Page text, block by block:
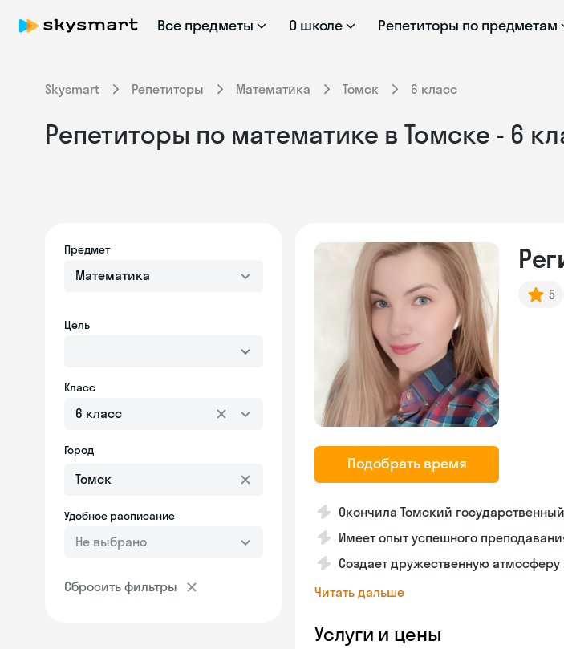
Все предметы О школе Репетиторы по предметам
Skysmart Репетиторы Математика Томск 6 класс
Репетиторы по математике в Томске - 6
Предмет
Математика
Цель
Класс
6 класс
Город
Удобное расписание
Не выбрано
Сбросить фильтры
Подобрать время
5
Окончила Томский
Имеет опыт успешного
Создает дружественную
Читать дальше
Услуги и цены